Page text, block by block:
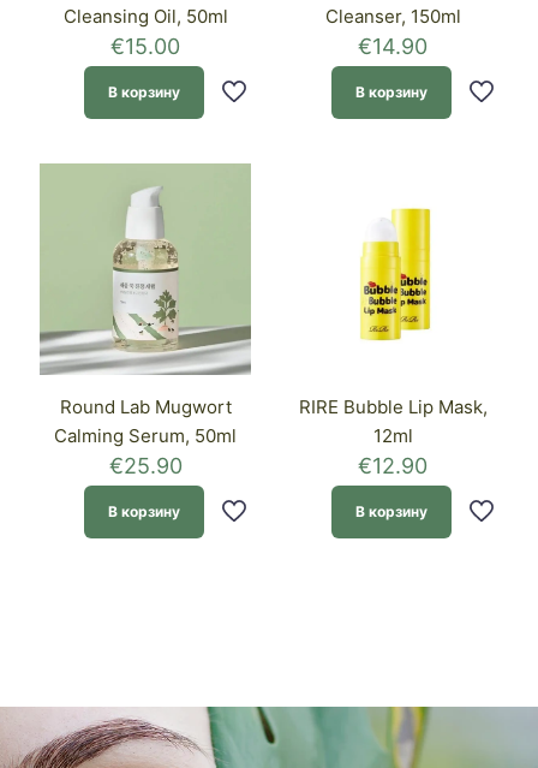
Cleansing Oil, 50ml
€15.00
В корзину
Cleanser, 150ml
€14.90
В корзину
Round Lab Mugwort
Calming Serum, 50ml
€25.90
В корзину
RIRE Bubble Lip Mask,
12ml
€12.90
В корзину